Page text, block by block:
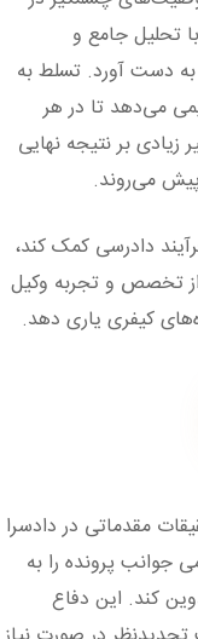
تحلیل جامع و
به دست آورد. تسلط به
می‌دهد تا در هر
زیادی بر نتیجه نهایی
پیش می‌روند.
دادرسی کمک کند،
از تخصص و تجربه وکیل
کیفری یاری دهد.
مقدماتی در دادسرا
جوانب پرونده را به
کند. این دفاع